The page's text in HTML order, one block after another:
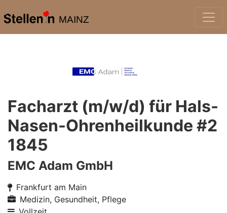
MAINZ
Facharzt (m/w/d) für Hals-
Nasen-Ohrenheilkunde #2
1845
EMC Adam GmbH
Frankfurt am Main
Medizin, Gesundheit, Pflege